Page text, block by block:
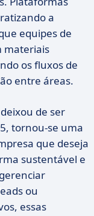
a
equipes de
materiais
os fluxos de
entre áreas.
de ser
tornou-se uma
que deseja
sustentável e
ou
essas